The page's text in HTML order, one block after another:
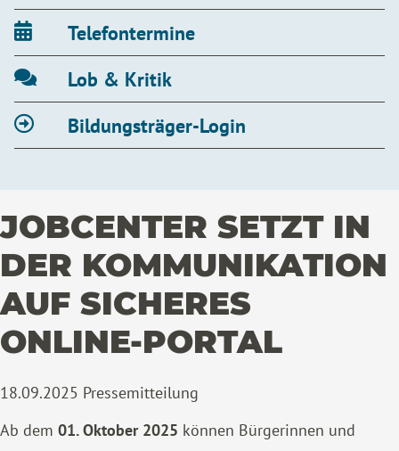
Telefontermine
Lob & Kritik
Bildungsträger-Login
JOBCENTER SETZT IN
DER KOMMUNIKATION
AUF SICHERES
ONLINE-PORTAL
18.09.2025 Pressemitteilung
Ab dem 01. Oktober 2025 können Bürgerinnen und